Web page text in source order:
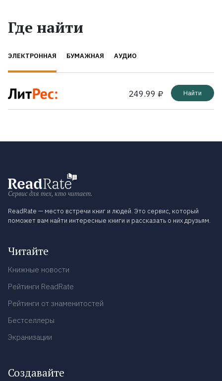
Где найти
ЭЛЕКТРОННАЯ БУМАЖНАЯ АУДИО
249.99 ₽ Найти
Сервис для тех, кто читает.
ReadRate — место встречи книг и людей. Это сервис, который
поможет вам найти интересные книги и рассказать о них друзьям.
Читайте
Книжные новости
Рейтинги ReadRate
Рейтинги от знаменитостей
Бестселлеры
Экранизации
Создавайте